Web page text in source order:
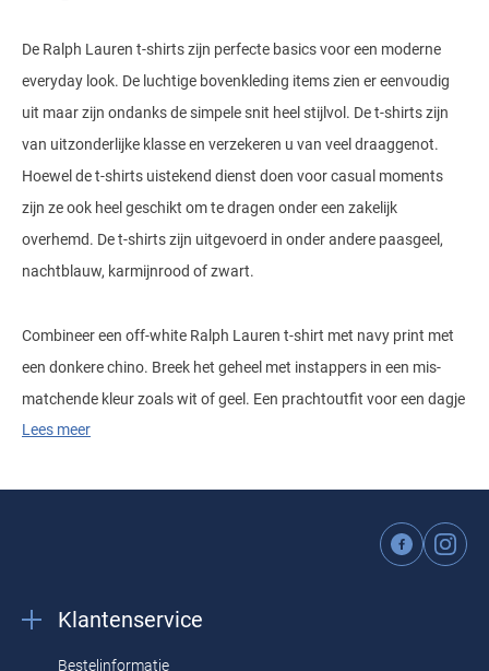
De Ralph Lauren t-shirts zijn perfecte basics voor een moderne
everyday look. De luchtige bovenkleding items zien er eenvoudig
uit maar zijn ondanks de simpele snit heel stijlvol. De t-shirts zijn
van uitzonderlijke klasse en verzekeren u van veel draaggenot.
Hoewel de t-shirts uistekend dienst doen voor casual moments
zijn ze ook heel geschikt om te dragen onder een zakelijk
overhemd. De t-shirts zijn uitgevoerd in onder andere paasgeel,
nachtblauw, karmijnrood of zwart.
Combineer een off-white Ralph Lauren t-shirt met navy print met
een donkere chino. Breek het geheel met instappers in een mis-
matchende kleur zoals wit of geel. Een prachtoutfit voor een dagje
aan de kust. Ons complete
casual-Ralph Lauren poloshirts-Ralph Lauren vesten-Ralph
Ralph Lauren t-shirts- Ralph
Materiaal en pasvorm
Lees meer
Klantenservice
Bestelinformatie